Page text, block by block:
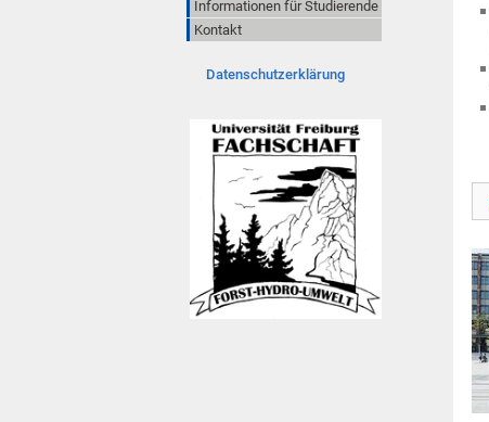
Informationen für Studierende
Kontakt
Datenschutzerklärung